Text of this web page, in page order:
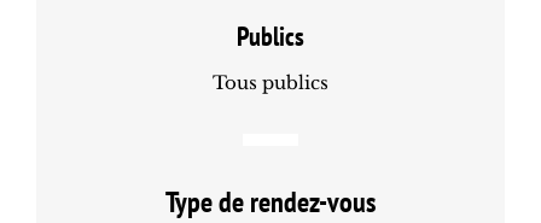
Publics
Tous publics
Type de rendez-vous